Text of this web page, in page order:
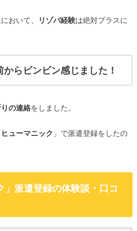
おいて、 リゾバ経験は絶対プラスに
らビンビン感じました！
の連絡をしました。
ヒューマニック 」で派遣登録をしたの
」派遣登録の体験談・口コ